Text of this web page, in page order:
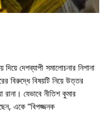
দেশব্যাপী সমালোচনার নিশানা
বিরুদ্ধে বিষয়টি নিয়ে উত্তর
রানা। যেভাবে নীতিশ কুমার
একে “বিপজ্জনক